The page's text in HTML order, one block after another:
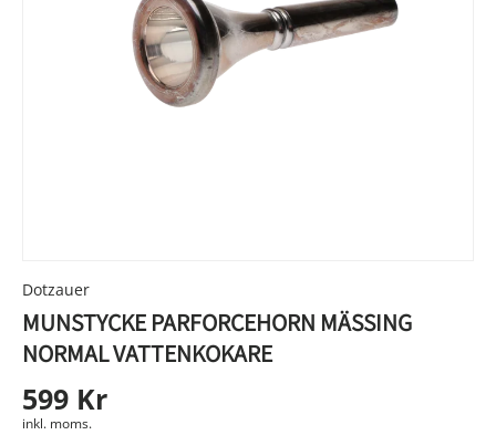
Dotzauer
MUNSTYCKE PARFORCEHORN MÄSSING
NORMAL VATTENKOKARE
599 Kr
inkl. moms.